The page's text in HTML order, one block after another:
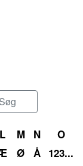
L M N
O
Ø Å 123...